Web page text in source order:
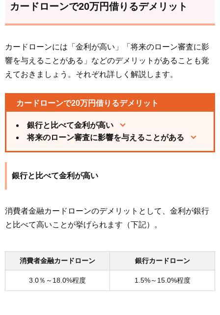
カードローンで20万円借りるデメリット
カードローンには「金利が高い」「将来のローン審査に影
響を与えることがある」などのデメリットがあることも覚
えておきましょう。それぞれ詳しく解説します。
カードローンで20万円借りるデメリット
銀行と比べて金利が高い
将来のローン審査に影響を与えることがある
銀行と比べて金利が高い
消費者金融カードローンのデメリットとして、金利が銀行
と比べて高いことが挙げられます（下記）。
消費者金融カードローン 銀行カードローン
3.0％～18.0%程度 1.5%～15.0%程度